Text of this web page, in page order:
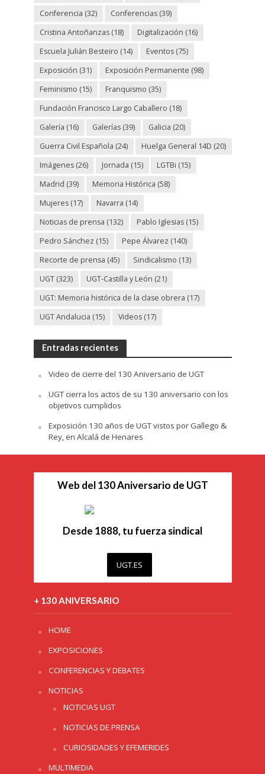
Conferencia (32) Conferencias(39)
Cristina Antoñanzas(18) Digitalización (16)
Escuela Julián Besteiro (14) Eventos(75)
Exposición (31) Exposición Permanente (98)
Feminismo (15) Franquismo (35)
Fundación Francisco Largo Caballero (18)
Galería (16) Galerías(39) Galicia (20)
Guerra Civil Española (24) Huelga General 14D (20)
Imágenes(26) Jornada (15) LGTBi (15)
Madrid (39) Memoria Histórica (58)
Mujeres(17) Navarra (14)
Noticias de prensa (132) Pablo Iglesias(15)
Pedro Sánchez (15) Pepe Álvarez (140)
Recorte de prensa (45) Sindicalismo (13)
UGT(323) UGT-Castilla y León (21)
UGT: Memoria histórica de la clase obrera (17)
UGT Andalucia (15) Videos(17)
Entradas recientes
Video de cierre del 130 Aniversario de UGT
UGT cierra los actos de su 130 aniversario con los
objetivos cumplidos
Exposición 130 años de UGT vistos por Gallego &
Rey, en Alcalá de Henares
Web del 130 Aniversario de UGT
Desde 1888, tu fuerza sindical
UGT.ES
+ 130 ANIVERSARIO
HOME
EXPOSICIONES
CONFERENCIAS Y DEBATES
NOTICIAS
NOTICIAS UGT
NOTICIAS DE PRENSA
CURIOSIDADES Y EFEMERIDES
MULTIMEDIA